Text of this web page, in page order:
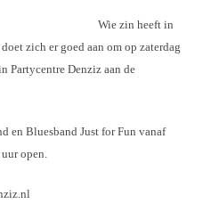
Wie zin heeft in
zich er goed aan om op zaterdag
Partycentre Denziz aan de
en Bluesband Just for Fun vanaf
open.